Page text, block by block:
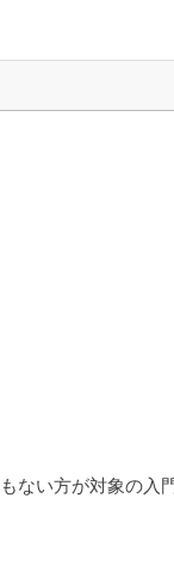
ない方が対象の入